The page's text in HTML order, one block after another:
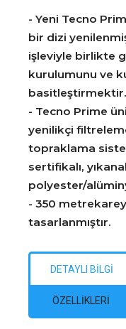
- Yeni Tecno
bir dizi
işleviyle birlikte
kurulumunu ve
basitleştirmektir.
- Tecno Prime
yenilikçi
topraklama
sertifikalı,
polyester/
- 350
tasarlanmıştır.
DETAYLI BİLGİ
ÖZELLİKLERİ